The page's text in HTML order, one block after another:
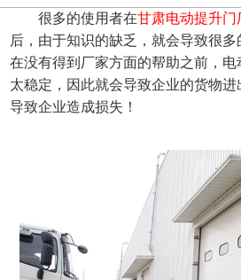
很多的使用者在甘肃电动提升门
后，由于知识的缺乏，就会导致很
在没有得到厂家方面的帮助之前，
太稳定，因此就会导致企业的货物
导致企业造成损失！